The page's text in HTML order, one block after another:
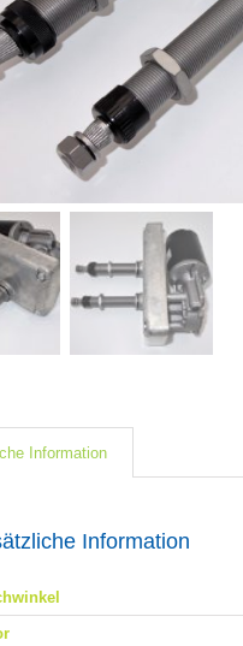
Information
Information